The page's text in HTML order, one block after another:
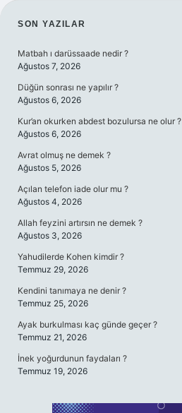
SIDEBAR
SON YAZILAR
Matbah ı darüssaade nedir ?
Ağustos 7, 2026
Düğün sonrası ne yapılır ?
Ağustos 6, 2026
Kur’an okurken abdest bozulursa ne olur ?
Ağustos 6, 2026
Avrat olmuş ne demek ?
Ağustos 5, 2026
Açılan telefon iade olur mu ?
Ağustos 4, 2026
Allah feyzini artırsın ne demek ?
Ağustos 3, 2026
Yahudilerde Kohen kimdir ?
Temmuz 29, 2026
Kendini tanımaya ne denir ?
Temmuz 25, 2026
Ayak burkulması kaç günde geçer ?
Temmuz 21, 2026
İnek yoğurdunun faydaları ?
Temmuz 19, 2026